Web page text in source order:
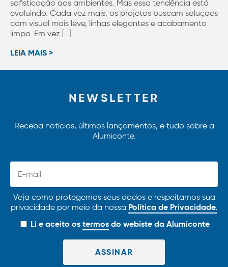
sofisticação aos ambientes. Mas essa tendência está
evoluindo. Cada vez mais, os projetos buscam soluções
com visual mais leve, linhas elegantes e acabamento
limpo. Em vez […]
LEIA MAIS >
NEWSLETTER
Receba notícias, últimos lançamentos, e tudo sobre a
Alumiconte.
Veja como protegemos seus dados e respeitamos sua
privacidade por meio da nossa Política de Privacidade.
Li e aceito ostermosdo webiste da Alumiconte